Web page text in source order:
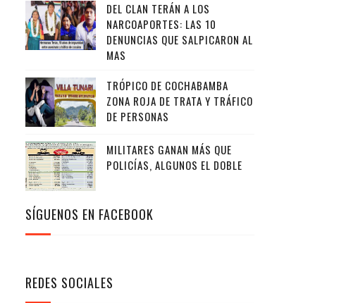
DEL CLAN TERÁN A LOS
NARCOAPORTES: LAS 10
DENUNCIAS QUE SALPICARON AL
MAS
TRÓPICO DE COCHABAMBA
ZONA ROJA DE TRATA Y TRÁFICO
DE PERSONAS
MILITARES GANAN MÁS QUE
POLICÍAS, ALGUNOS EL DOBLE
SÍGUENOS EN FACEBOOK
REDES SOCIALES